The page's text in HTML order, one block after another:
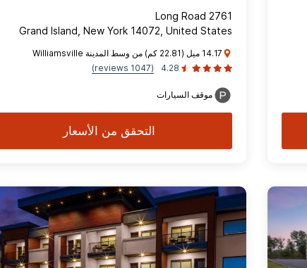
2761 Long Road
Grand Island, New York 14072, United States
14.17 ميل (22.81 كم) من وسط المدينة Williamsville
4.28
(1047 reviews)
موقف السيارات
التحقق من الأسعار